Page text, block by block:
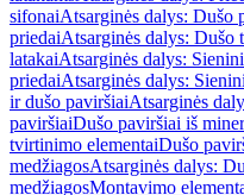
sifonaiAtsarginės dalys: Dušo
priedaiAtsarginės dalys: Dušo
latakaiAtsarginės dalys:
priedaiAtsarginės dalys:
ir dušo paviršiaiAtsarginės
paviršiaiDušo paviršiai iš
tvirtinimo elementaiDušo
medžiagosAtsarginės dalys:
medžiagosMontavimo